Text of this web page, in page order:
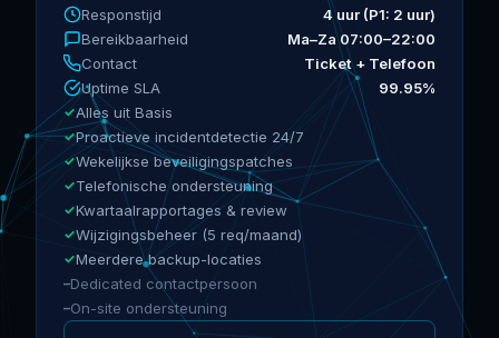
Responstijd
4 uur (P1: 2 uur)
Bereikbaarheid
Ma–Za 07:00–22:00
Contact
Ticket + Telefoon
Uptime SLA
99.95%
Alles uit Basis
Proactieve incidentdetectie 24/7
Wekelijkse beveiligingspatches
Telefonische ondersteuning
Kwartaalrapportages & review
Wijzigingsbeheer (5 req/maand)
Meerdere backup-locaties
Dedicated contactpersoon
On-site ondersteuning